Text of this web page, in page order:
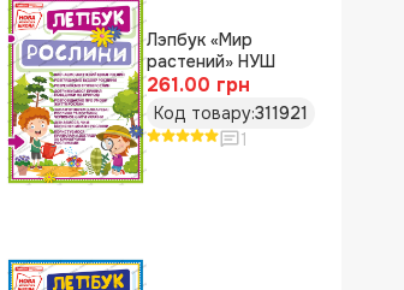
Лэпбук «Мир
растений» НУШ
261.00 грн
Код товару:311921
1